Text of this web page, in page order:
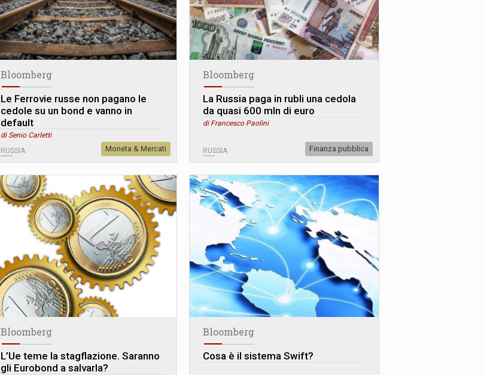
Bloomberg
Le Ferrovie russe non pagano le
cedole su un bond e vanno in
default
di Senio Carletti
RUSSIA Moneta & Mercati
Bloomberg
La Russia paga in rubli una cedola
da quasi 600 mln di euro
di Francesco Paolini
RUSSIA Finanza pubblica
Bloomberg
L’Ue teme la stagflazione. Saranno
gli Eurobond a salvarla?
Bloomberg
Cosa è il sistema Swift?